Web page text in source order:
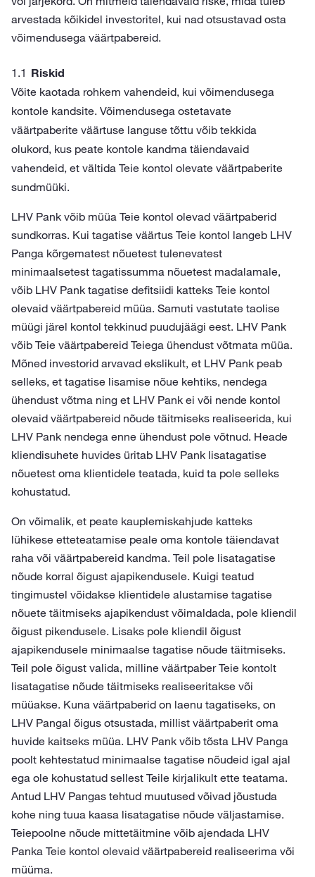
arvestada kõikidel investoritel, kui nad otsustavad osta
võimendusega väärtpabereid.
Riskid
Võite kaotada rohkem vahendeid, kui võimendusega
kontole kandsite. Võimendusega ostetavate
väärtpaberite väärtuse languse tõttu võib tekkida
olukord, kus peate kontole kandma täiendavaid
vahendeid, et vältida Teie kontol olevate väärtpaberite
sundmüüki.
LHV Pank võib müüa Teie kontol olevad väärtpaberid
sundkorras. Kui tagatise väärtus Teie kontol langeb LHV
Panga kõrgematest nõuetest tulenevatest
minimaalsetest tagatissumma nõuetest madalamale,
võib LHV Pank tagatise defitsiidi katteks Teie kontol
olevaid väärtpabereid müüa. Samuti vastutate taolise
müügi järel kontol tekkinud puudujäägi eest. LHV Pank
võib Teie väärtpabereid Teiega ühendust võtmata müüa.
Mõned investorid arvavad ekslikult, et LHV Pank peab
selleks, et tagatise lisamise nõue kehtiks, nendega
ühendust võtma ning et LHV Pank ei või nende kontol
olevaid väärtpabereid nõude täitmiseks realiseerida, kui
LHV Pank nendega enne ühendust pole võtnud. Heade
kliendisuhete huvides üritab LHV Pank lisatagatise
nõuetest oma klientidele teatada, kuid ta pole selleks
kohustatud.
On võimalik, et peate kauplemiskahjude katteks
lühikese etteteatamise peale oma kontole täiendavat
raha või väärtpabereid kandma. Teil pole lisatagatise
nõude korral õigust ajapikendusele. Kuigi teatud
tingimustel võidakse klientidele alustamise tagatise
nõuete täitmiseks ajapikendust võimaldada, pole kliendil
õigust pikendusele. Lisaks pole kliendil õigust
ajapikendusele minimaalse tagatise nõude täitmiseks.
Teil pole õigust valida, milline väärtpaber Teie kontolt
lisatagatise nõude täitmiseks realiseeritakse või
müüakse. Kuna väärtpaberid on laenu tagatiseks, on
LHV Pangal õigus otsustada, millist väärtpaberit oma
huvide kaitseks müüa. LHV Pank võib tõsta LHV Panga
poolt kehtestatud minimaalse tagatise nõudeid igal ajal
ega ole kohustatud sellest Teile kirjalikult ette teatama.
Antud LHV Pangas tehtud muutused võivad jõustuda
kohe ning tuua kaasa lisatagatise nõude väljastamise.
Teiepoolne nõude mittetäitmine võib ajendada LHV
Panka Teie kontol olevaid väärtpabereid realiseerima või
müüma.